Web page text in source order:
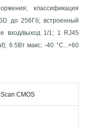
классификация
до 256Гб; встроенный
вход/выход 1/1; 1 RJ45
6.5Вт макс; -40 °C...+60
Scan CMOS